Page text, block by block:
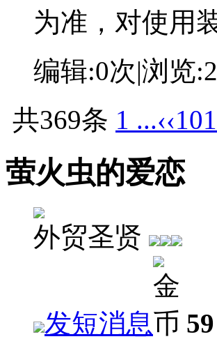
为准，对使用
编辑:0次|浏览:
共369条 1 ...‹‹10
萤火虫的爱恋
外贸圣贤
发短消息
59